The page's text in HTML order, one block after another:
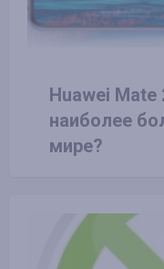
Huawei Mate
наиболее
мире?